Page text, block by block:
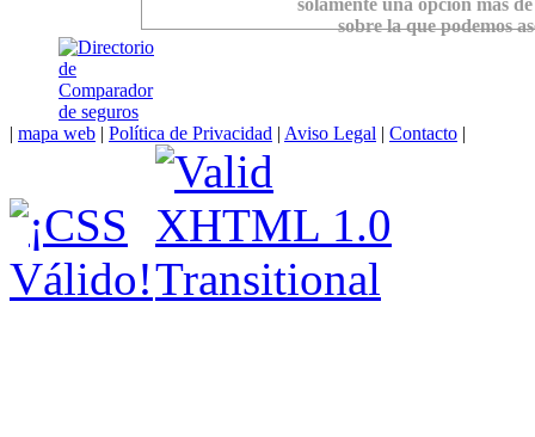
solamente una opción más
sobre la que podemos
| mapa web | Política de Privacidad | Aviso Legal | Contacto |